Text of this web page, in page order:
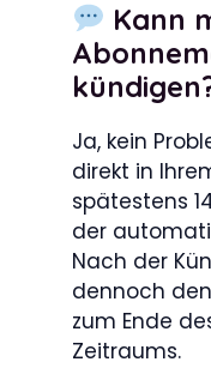
Kann
Ja, kein
direkt in
spätestens
der
Nach der
dennoch
zum Ende
Zeitraums.